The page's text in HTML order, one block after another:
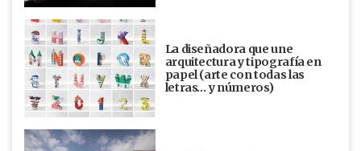
La diseñadora que une
arquitectura y tipografía en
papel (arte con todas las
letras… y números)